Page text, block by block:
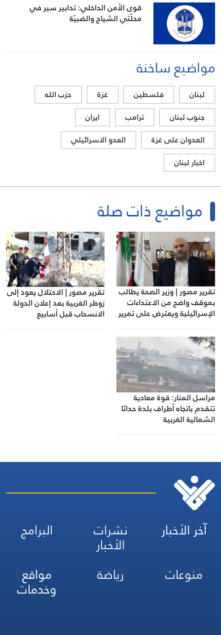
قوى الأمن الداخلي: تدابير سير في
محلّتَي الشياح والضبيّة
مواضيع ساخنة
لبنان فلسطين غزة
حزب الله
جنوب لبنان
ترامب
ايران
العدوان على غزة
العدو الاسرائيلي
اخبار لبنان
مواضيع ذات صلة
تقرير مصور | وزير الصحة يطالب
بموقف واضح من الاعتداءات
الإسرائيلية ويعترض على تمرير
تقرير مصور | الاحتلال يعود إلى
زوطر الغربية بعد إعلان الدولة
الانسحاب قبل أسابيع
مراسل المنار: قوة معادية
تتقدم باتجاه أطراف بلدة حداثا
الشمالية الغربية
آخر الأخبار نشرات
الأخبار
البرامج
منوعات
رياضة مواقع
وخدمات